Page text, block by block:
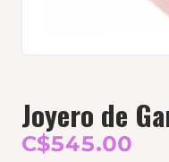
Joyero de
C$545.00